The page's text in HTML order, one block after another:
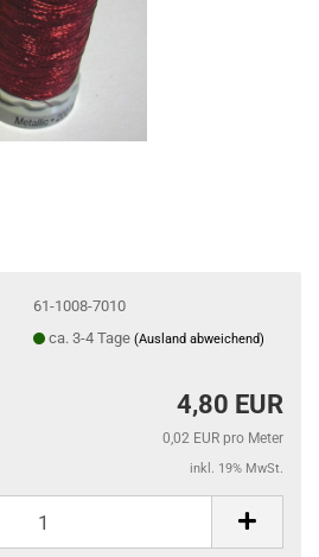
61-1008-7010
ca. 3-4 Tage (Ausland abweichend)
4,80 EUR
0,02 EUR pro Meter
inkl. 19% MwSt.